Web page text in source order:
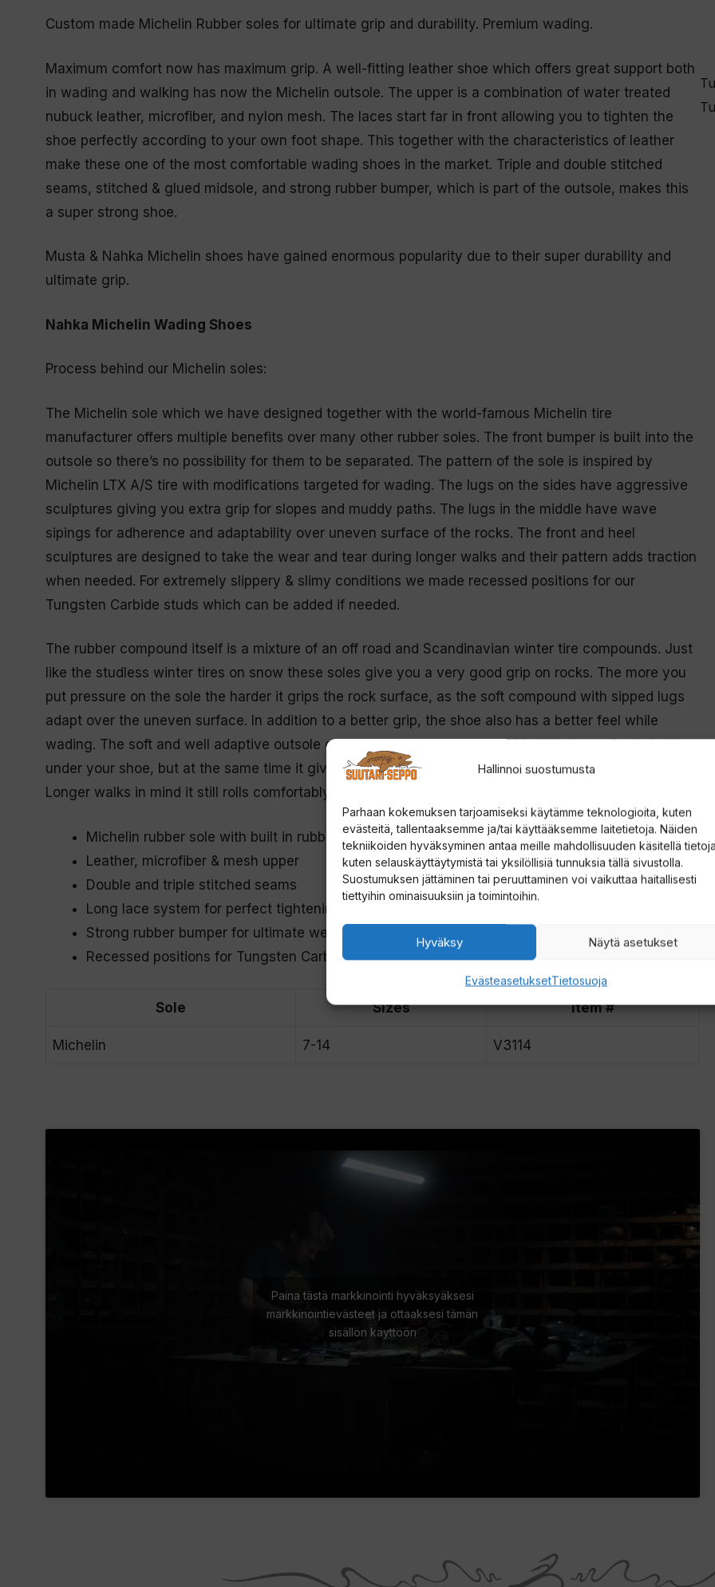
Hallinnoi suostumusta
Parhaan kokemuksen tarjoamiseksi käytämme teknologioita, kuten
evästeitä, tallentaaksemme ja/tai käyttääksemme laitetietoja. Näiden
tekniikoiden hyväksyminen antaa meille mahdollisuuden käsitellä
kuten selauskäyttäytymistä tai yksilöllisiä tunnuksia tällä sivustolla.
Suostumuksen jättäminen tai peruuttaminen voi vaikuttaa haitallisesti
tiettyihin ominaisuuksiin ja toimintoihin.
Hyväksy Näytä asetukset
EvästeasetuksetTietosuoja
Custom made Michelin Rubber soles for ultimate grip and durability. Premium wading.
Maximum comfort now has maximum grip. A well-fitting leather shoe which offers great support both
in wading and walking has now the Michelin outsole. The upper is a combination of water treated
nubuck leather, microfiber, and nylon mesh. The laces start far in front allowing you to tighten the
shoe perfectly according to your own foot shape. This together with the characteristics of leather
make these one of the most comfortable wading shoes in the market. Triple and double stitched
seams, stitched & glued midsole, and strong rubber bumper, which is part of the outsole, makes this
a super strong shoe.
Musta & Nahka Michelin shoes have gained enormous popularity due to their super durability and
ultimate grip.
Nahka Michelin Wading Shoes
Process behind our Michelin soles:
The Michelin sole which we have designed together with the world-famous Michelin tire
manufacturer offers multiple benefits over many other rubber soles. The front bumper is built into the
outsole so there’s no possibility for them to be separated. The pattern of the sole is inspired by
Michelin LTX A/S tire with modifications targeted for wading. The lugs on the sides have aggressive
sculptures giving you extra grip for slopes and muddy paths. The lugs in the middle have wave
sipings for adherence and adaptability over uneven surface of the rocks. The front and heel
sculptures are designed to take the wear and tear during longer walks and their pattern adds traction
when needed. For extremely slippery & slimy conditions we made recessed positions for our
Tungsten Carbide studs which can be added if needed.
The rubber compound itself is a mixture of an off road and Scandinavian winter tire compounds. Just
like the studless winter tires on snow these soles give you a very good grip on rocks. The more you
put pressure on the sole the harder it grips the rock surface, as the soft compound with sipped lugs
adapt over the uneven surface. In addition to a better grip, the shoe also has a better feel while
wading. The soft and well adaptive outsole combined with flexible EVA midsole lets you feel what’s
under your shoe, but at the same time it gives enough support even in the hardest of conditions.
Longer walks in mind it still rolls comfortably and offers good torsional stiffness.
Michelin rubber sole with built in rubber bumper for ultimate grip and wear resistance
Leather, microfiber & mesh upper
Double and triple stitched seams
Long lace system for perfect tightening
Strong rubber bumper for ultimate wear resistance
Recessed positions for Tungsten Carbide studs
Sole Sizes Item #
Michelin 7-14 V3114
Paina tästä markkinointi hyväksyäksesi
markkinointievästeet ja ottaaksesi tämän
sisällön käyttöön